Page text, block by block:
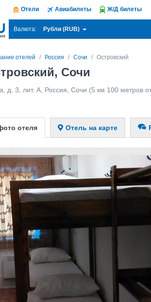
Отели Авиабилеты Ж/Д билеты
Валюта: Рубли (RUB)
отелей Россия Сочи Островский
Сочи
д. 3, лит. А Россия Сочи (5 км 100 метров
отеля Отель на карте